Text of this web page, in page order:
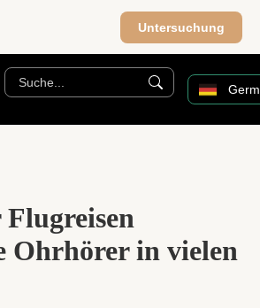
Untersuchung
Ohrhörer in vielen